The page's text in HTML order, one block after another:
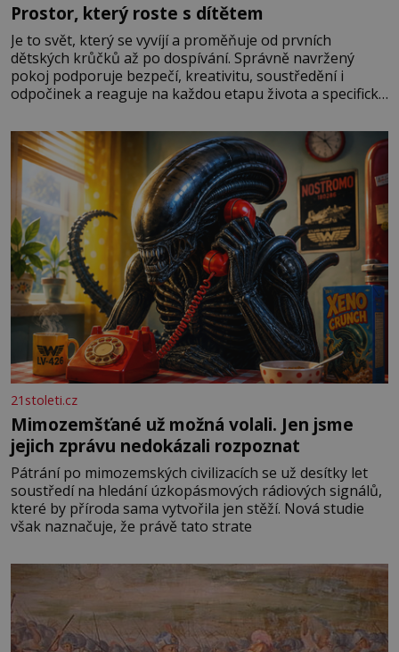
Prostor, který roste s dítětem
Je to svět, který se vyvíjí a proměňuje od prvních
dětských krůčků až po dospívání. Správně navržený
pokoj podporuje bezpečí, kreativitu, soustředění i
odpočinek a reaguje na každou etapu života a specifické
měkkost a bezpečí, proto by pokoj miminka měl působit
především klidně a útulně. Předškolní věk je
21stoleti.cz
Mimozemšťané už možná volali. Jen jsme
jejich zprávu nedokázali rozpoznat
Pátrání po mimozemských civilizacích se už desítky let
soustředí na hledání úzkopásmových rádiových signálů,
které by příroda sama vytvořila jen stěží. Nová studie
však naznačuje, že právě tato strate